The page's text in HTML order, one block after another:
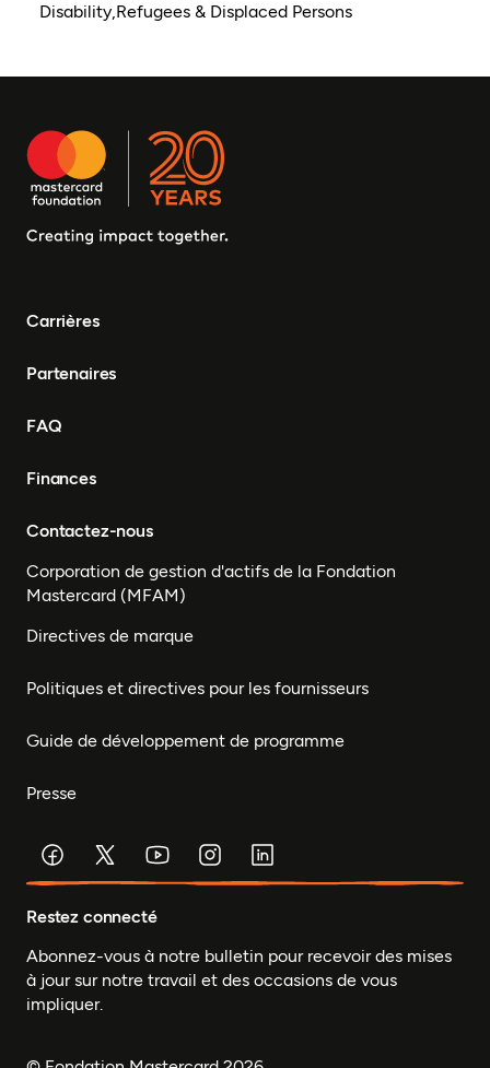
Disability,Refugees & Displaced Persons
Carrières
Partenaires
FAQ
Finances
Contactez-nous
Corporation de gestion d'actifs de la Fondation
Mastercard (MFAM)
Directives de marque
Politiques et directives pour les fournisseurs
Guide de développement de programme
Presse
Restez connecté
Abonnez-vous à notre bulletin pour recevoir des mises
à jour sur notre travail et des occasions de vous
impliquer.